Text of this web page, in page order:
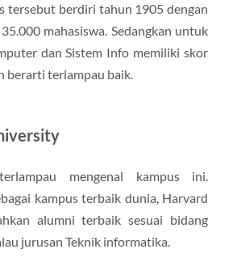
tersebut berdiri tahun 1905 dengan
mahasiswa. Sedangkan untuk
dan Sistem Info memiliki skor
berarti terlampau baik.
mengenal kampus ini.
kampus terbaik dunia, Harvard
alumni terbaik sesuai bidang
jurusan Teknik informatika.